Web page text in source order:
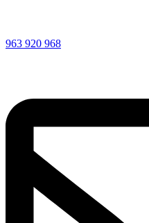
963 920 968